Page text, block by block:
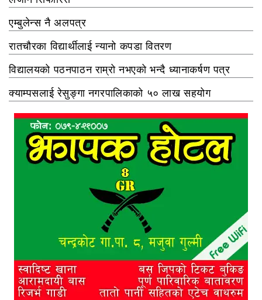
एम्बुलेन्स नै अलपत्र
रातचौरका विद्यार्थीलाई न्यानो कपडा वितरण
विद्यालयको पठनपाठन राम्रो नभएको भन्दै ध्यानाकर्षण पत्र
क्याम्पसलाई रेसुङ्गा नगरपालिकाको ५० लाख सहयोग